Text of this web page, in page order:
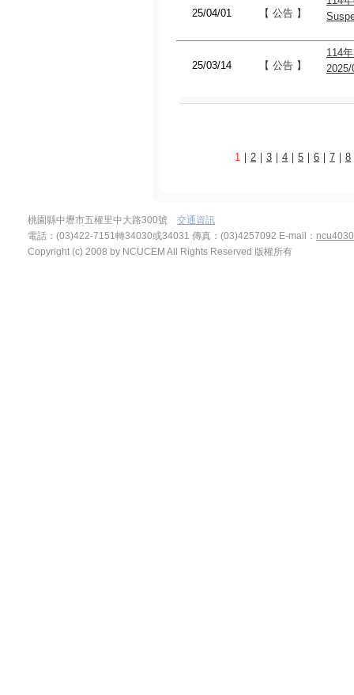
25/04/01 【 公告 】
25/03/14 【 公告 】
114
2025/
1 ｜ 2 ｜ 3 ｜ 4 ｜ 5 ｜ 6 ｜ 7 ｜ 8
桃園縣中壢市五權里中大路300號 交通資訊
電話：(03)422-7151轉34030或34031 傳真：(03)4257092 E-mail：
Copyright (c) 2008 by NCUCEM All Rights Reserved 版權所有